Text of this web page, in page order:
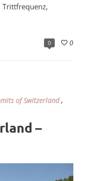
Trittfrequenz,
0 0
of Switzerland,
–